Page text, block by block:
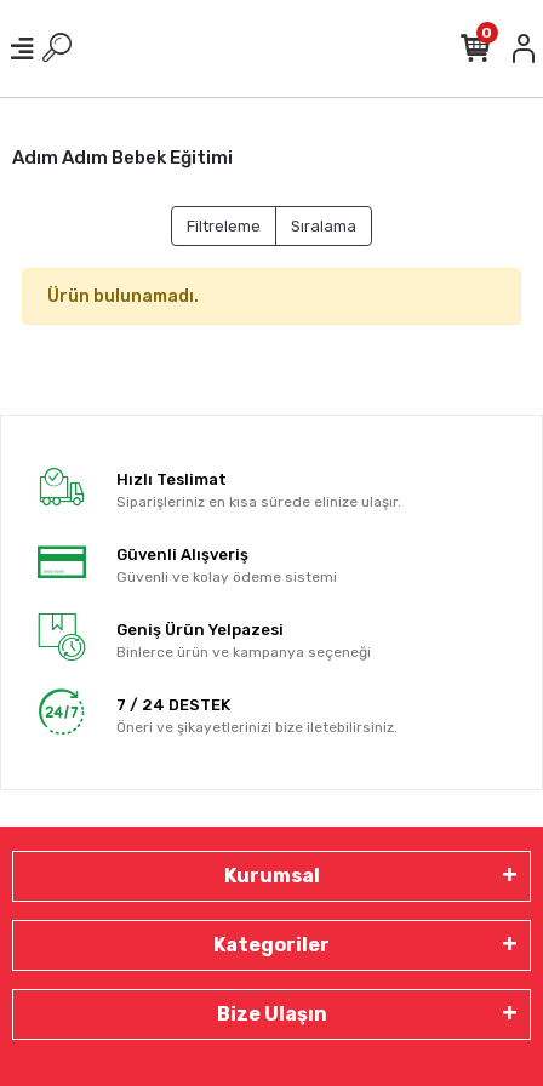
0
Adım Adım Bebek Eğitimi
Filtreleme Sıralama
Ürün bulunamadı.
Hızlı Teslimat
Siparişleriniz en kısa sürede elinize ulaşır.
Güvenli Alışveriş
Güvenli ve kolay ödeme sistemi
Geniş Ürün Yelpazesi
Binlerce ürün ve kampanya seçeneği
7 / 24 DESTEK
Öneri ve şikayetlerinizi bize iletebilirsiniz.
Kurumsal
Kategoriler
Bize Ulaşın